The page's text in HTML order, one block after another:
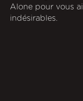
Alone pour vous
indésirables.